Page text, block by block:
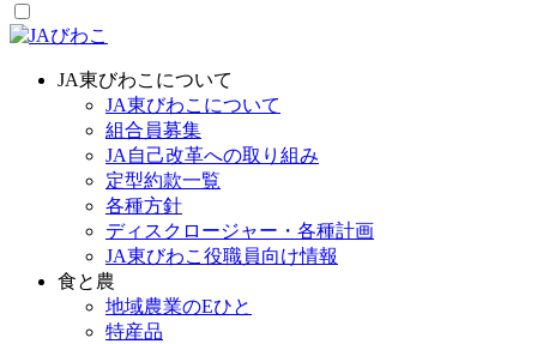
JA東びわこについて
JA東びわこについて
組合員募集
JA自己改革への取り組み
定型約款一覧
各種方針
ディスクロージャー・各種計画
JA東びわこ役職員向け情報
食と農
地域農業のEひと
特産品